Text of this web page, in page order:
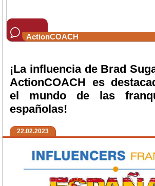
ActionCOACH
¡La influencia de Brad
ActionCOACH es
el mundo de las
españolas!
22.02.2023